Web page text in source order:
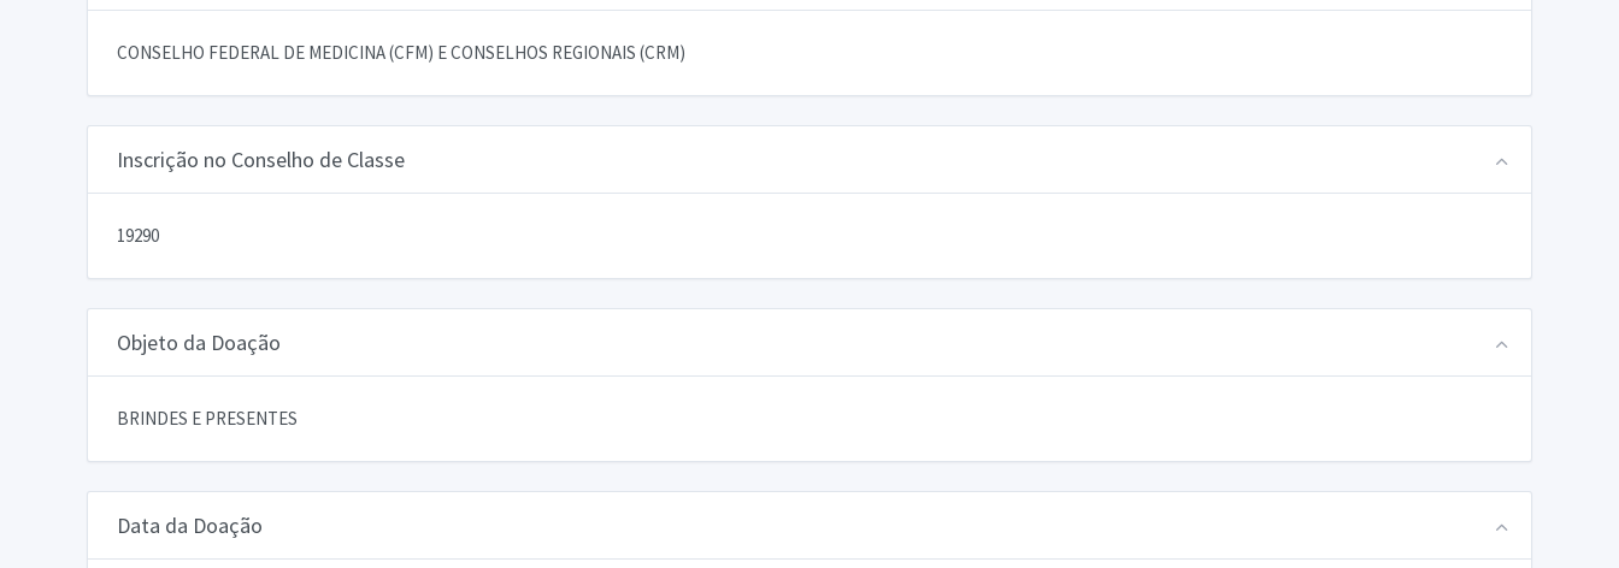
CONSELHO FEDERAL DE MEDICINA (CFM) E CONSELHOS REGIONAIS (CRM)
Inscrição no Conselho de Classe
19290
Objeto da Doação
BRINDES E PRESENTES
Data da Doação